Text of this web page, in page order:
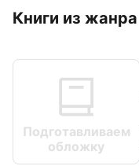
Книги из жанра
Подготавливаем
обложку